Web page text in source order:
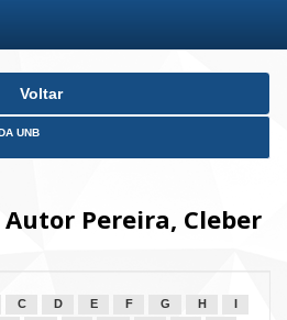
Voltar
UNB
Pereira, Cleber
C D E F G H